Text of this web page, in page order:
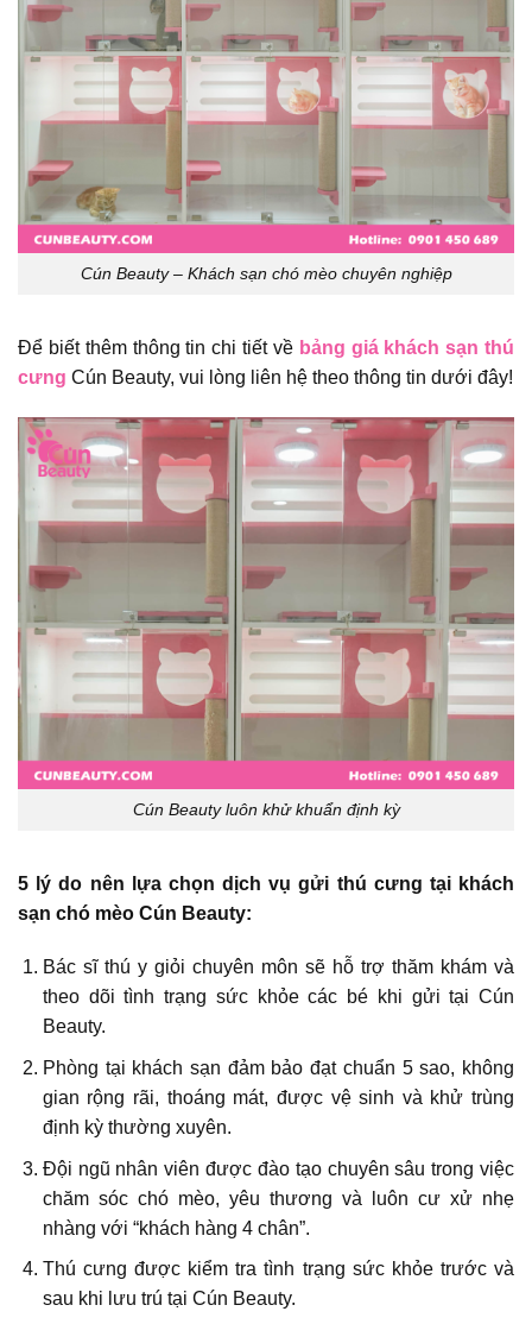
Cún Beauty – Khách sạn chó mèo chuyên nghiệp
Để biết thêm thông tin chi tiết về bảng giá khách sạn thú
cưng Cún Beauty, vui lòng liên hệ theo thông tin dưới đây!
Cún Beauty luôn khử khuẩn định kỳ
5 lý do nên lựa chọn dịch vụ gửi thú cưng tại khách
sạn chó mèo Cún Beauty:
Bác sĩ thú y giỏi chuyên môn sẽ hỗ trợ thăm khám và
theo dõi tình trạng sức khỏe các bé khi gửi tại Cún
Beauty.
Phòng tại khách sạn đảm bảo đạt chuẩn 5 sao, không
gian rộng rãi, thoáng mát, được vệ sinh và khử trùng
định kỳ thường xuyên.
Đội ngũ nhân viên được đào tạo chuyên sâu trong việc
chăm sóc chó mèo, yêu thương và luôn cư xử nhẹ
nhàng với “khách hàng 4 chân”.
Thú cưng được kiểm tra tình trạng sức khỏe trước và
sau khi lưu trú tại Cún Beauty.